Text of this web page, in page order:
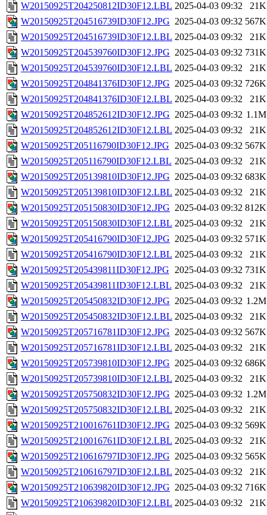
W20150925T204250812ID30F12.LBL 2025-04-03 09:32
21K
W20150925T204516739ID30F12.JPG 2025-04-03 09:32 567K
W20150925T204516739ID30F12.LBL 2025-04-03 09:32
21K
W20150925T204539760ID30F12.JPG 2025-04-03 09:32 731K
W20150925T204539760ID30F12.LBL 2025-04-03 09:32
21K
W20150925T204841376ID30F12.JPG 2025-04-03 09:32 726K
W20150925T204841376ID30F12.LBL 2025-04-03 09:32
21K
W20150925T204852612ID30F12.JPG 2025-04-03 09:32 1.1M
W20150925T204852612ID30F12.LBL 2025-04-03 09:32
21K
W20150925T205116790ID30F12.JPG 2025-04-03 09:32 567K
W20150925T205116790ID30F12.LBL 2025-04-03 09:32
21K
W20150925T205139810ID30F12.JPG 2025-04-03 09:32 683K
W20150925T205139810ID30F12.LBL 2025-04-03 09:32
21K
W20150925T205150830ID30F12.JPG 2025-04-03 09:32 812K
W20150925T205150830ID30F12.LBL 2025-04-03 09:32
21K
W20150925T205416790ID30F12.JPG 2025-04-03 09:32 571K
W20150925T205416790ID30F12.LBL 2025-04-03 09:32
21K
W20150925T205439811ID30F12.JPG 2025-04-03 09:32 731K
W20150925T205439811ID30F12.LBL 2025-04-03 09:32
21K
W20150925T205450832ID30F12.JPG 2025-04-03 09:32 1.2M
W20150925T205450832ID30F12.LBL 2025-04-03 09:32
21K
W20150925T205716781ID30F12.JPG 2025-04-03 09:32 567K
W20150925T205716781ID30F12.LBL 2025-04-03 09:32
21K
W20150925T205739810ID30F12.JPG 2025-04-03 09:32 686K
W20150925T205739810ID30F12.LBL 2025-04-03 09:32
21K
W20150925T205750832ID30F12.JPG 2025-04-03 09:32 1.2M
W20150925T205750832ID30F12.LBL 2025-04-03 09:32
21K
W20150925T210016761ID30F12.JPG 2025-04-03 09:32 569K
W20150925T210016761ID30F12.LBL 2025-04-03 09:32
21K
W20150925T210616797ID30F12.JPG 2025-04-03 09:32 565K
W20150925T210616797ID30F12.LBL 2025-04-03 09:32
21K
W20150925T210639820ID30F12.JPG 2025-04-03 09:32 716K
W20150925T210639820ID30F12.LBL 2025-04-03 09:32
21K